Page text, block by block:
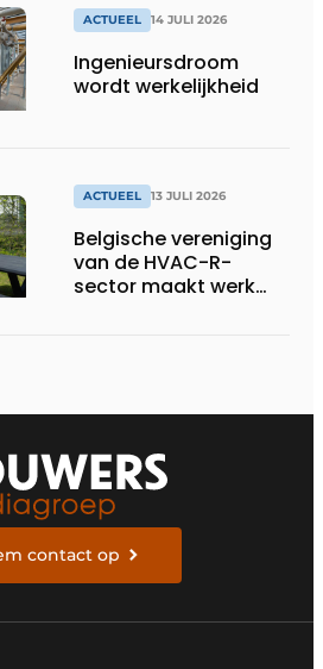
ACTUEEL 14 JULI 2026
Ingenieursdroom
wordt werkelijkheid
ACTUEEL 13 JULI 2026
Belgische vereniging
van de HVAC-R-
sector maakt werk
contact op